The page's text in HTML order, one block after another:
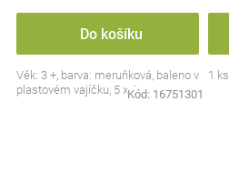
Do košíku
Věk: 3 +, barva: meruňková, baleno v
plastovém vajíčku, 5 x 4 cm.
Kód: 16751301
1 ks